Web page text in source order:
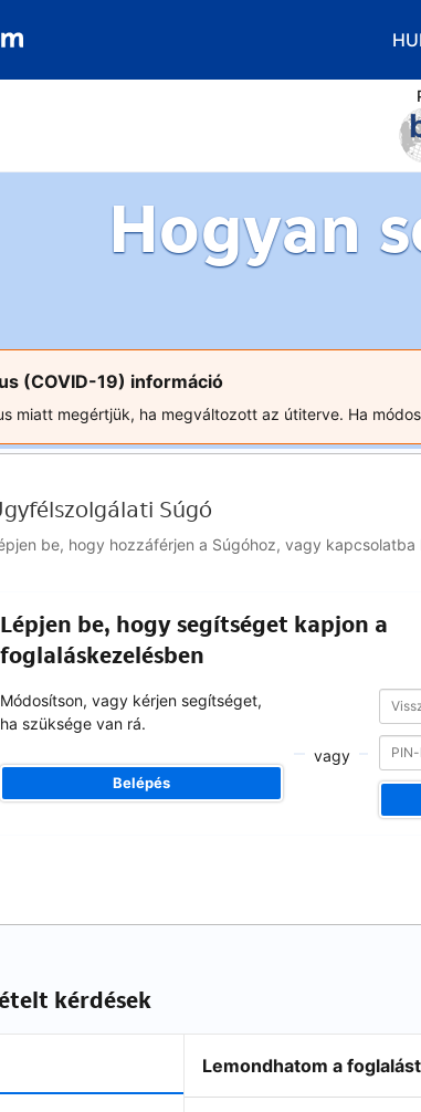
Hogyan
(COVID-19) információ
miatt megértjük, ha megváltozott az útiterve. Ha
Súgó
be, hogy hozzáférjen a Súgóhoz, vagy
Lépjen be, hogy segítséget kapjon a
foglaláskezelésben
Módosítson, vagy kérjen segítséget,
ha szüksége van rá.
Belépés
vagy
szám
szám
kérdések
Lemondhatom a